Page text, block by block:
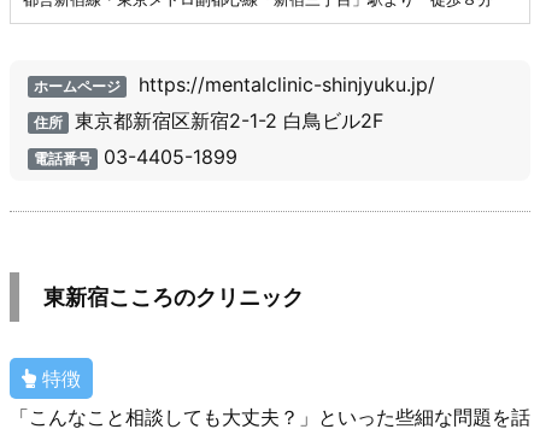
ホームページ https://mentalclinic-shinjyuku.jp/
住所 東京都新宿区新宿2-1-2 白鳥ビル2F
電話番号 03-4405-1899
東新宿こころのクリニック
特徴
「こんなこと相談しても大丈夫？」といった些細な問題を話